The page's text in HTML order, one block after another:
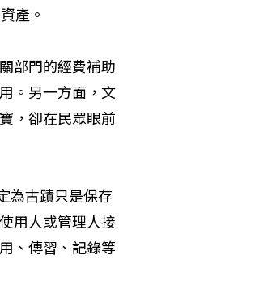
產。
部門的經費補助
。另一方面，文
，卻在民眾眼前
為古蹟只是保存
用人或管理人接
、傳習、記錄等